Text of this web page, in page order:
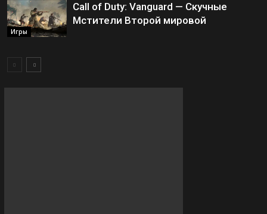
Игры
Call of Duty: Vanguard — Скучные
Мстители Второй мировой